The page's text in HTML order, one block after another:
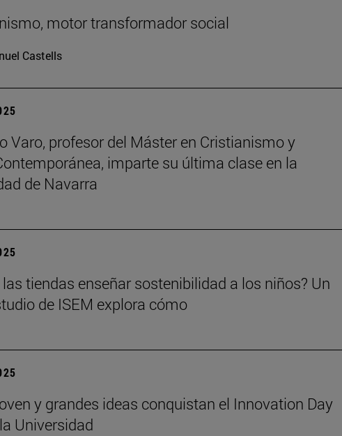
motor transformador social
Castells
Varo, profesor del Máster en Cristianismo y
imparte su última clase en la
de Navarra
las tiendas enseñar sostenibilidad a los niños? Un
de ISEM explora cómo
y grandes ideas conquistan el Innovation Day
Universidad